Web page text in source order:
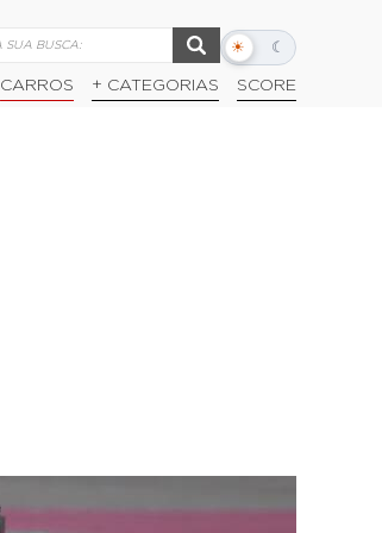
☀ ☾
Alternar
escuro
CARROS + CATEGORIAS SCORE